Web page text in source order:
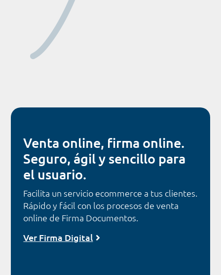
Venta online, firma online.
Seguro, ágil y sencillo para
el usuario.
Facilita un servicio ecommerce a tus clientes.
Rápido y fácil con los procesos de venta
online de Firma Documentos.
Ver Firma Digital